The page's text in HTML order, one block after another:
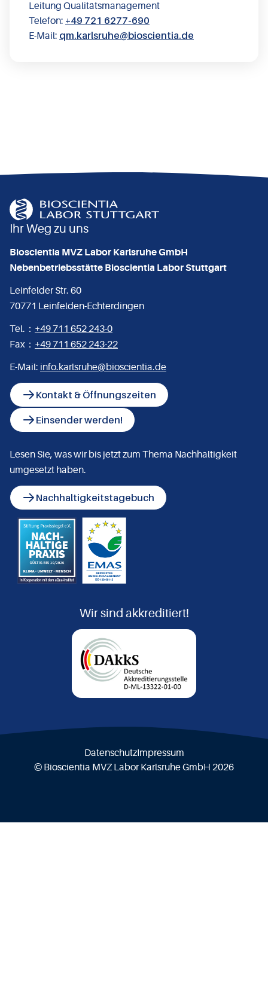
Leitung Qualitätsmanagement
Telefon: +49 721 6277-690
E-Mail: qm.karlsruhe@​bioscientia.de
Ihr Weg zu uns
Bioscientia MVZ Labor Karlsruhe GmbH
Nebenbetriebsstätte Bioscientia Labor Stuttgart
Leinfelder Str. 60
70771 Leinfelden-Echterdingen
Tel.： +49 711 652 243-0
Fax： +49 711 652 243-22
E-Mail: info.karlsruhe@bioscientia.de
Kontakt & Öffnungszeiten
Einsender werden!
Lesen Sie, was wir bis jetzt zum Thema Nachhaltigkeit
umgesetzt haben.
Nachhaltigkeitstagebuch
Wir sind akkreditiert!
DatenschutzImpressum
© Bioscientia MVZ Labor Karlsruhe GmbH 2026